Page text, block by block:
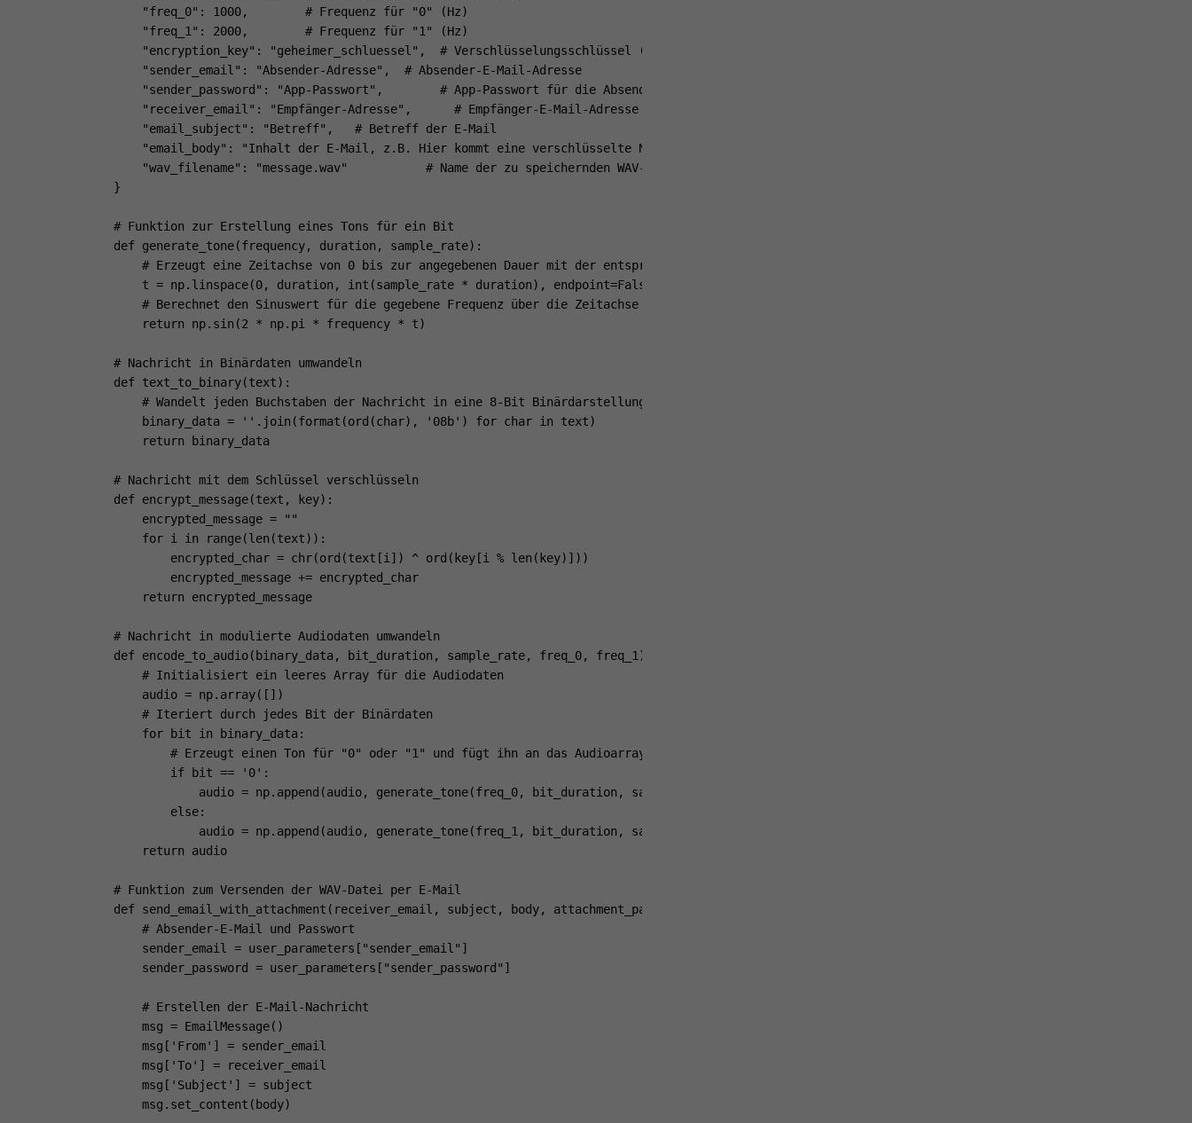
    "freq_0": 1000,        # Frequenz für "0" (Hz)
    "freq_1": 2000,        # Frequenz für "1" (Hz)
    "encryption_key": "geheimer_schluessel",  # Verschlüsselungsschlüssel (beide Parteien müssen denselben Schlüssel verwenden)
    "sender_email": "Absender-Adresse",  # Absender-E-Mail-Adresse
    "sender_password": "App-Passwort",        # App-Passwort für die Absender-E-Mail
    "receiver_email": "Empfänger-Adresse",      # Empfänger-E-Mail-Adresse
    "email_subject": "Betreff",   # Betreff der E-Mail
    "email_body": "Inhalt der E-Mail, z.B. Hier kommt eine verschlüsselte Nachricht für dich.",  # E-Mail-Inhalt
    "wav_filename": "message.wav"           # Name der zu speichernden WAV-Datei
}
# Funktion zur Erstellung eines Tons für ein Bit
def generate_tone(frequency, duration, sample_rate):
    # Erzeugt eine Zeitachse von 0 bis zur angegebenen Dauer mit der entsprechenden Anzahl an Samples
    t = np.linspace(0, duration, int(sample_rate * duration), endpoint=False)
    # Berechnet den Sinuswert für die gegebene Frequenz über die Zeitachse
    return np.sin(2 * np.pi * frequency * t)
# Nachricht in Binärdaten umwandeln
def text_to_binary(text):
    # Wandelt jeden Buchstaben der Nachricht in eine 8-Bit Binärdarstellung um
    binary_data = ''.join(format(ord(char), '08b') for char in text)
    return binary_data
# Nachricht mit dem Schlüssel verschlüsseln
def encrypt_message(text, key):
    encrypted_message = ""
    for i in range(len(text)):
        encrypted_char = chr(ord(text[i]) ^ ord(key[i % len(key)]))
        encrypted_message += encrypted_char
    return encrypted_message
# Nachricht in modulierte Audiodaten umwandeln
def encode_to_audio(binary_data, bit_duration, sample_rate, freq_0, freq_1):
    # Initialisiert ein leeres Array für die Audiodaten
    audio = np.array([])
    # Iteriert durch jedes Bit der Binärdaten
    for bit in binary_data:
        # Erzeugt einen Ton für "0" oder "1" und fügt ihn an das Audioarray an
        if bit == '0':
            audio = np.append(audio, generate_tone(freq_0, bit_duration, sample_rate))
        else:
            audio = np.append(audio, generate_tone(freq_1, bit_duration, sample_rate))
    return audio
# Funktion zum Versenden der WAV-Datei per E-Mail
def send_email_with_attachment(receiver_email, subject, body, attachment_path):
    # Absender-E-Mail und Passwort
    sender_email = user_parameters["sender_email"]
    sender_password = user_parameters["sender_password"]
    # Erstellen der E-Mail-Nachricht
    msg = EmailMessage()
    msg['From'] = sender_email
    msg['To'] = receiver_email
    msg['Subject'] = subject
    msg.set_content(body)